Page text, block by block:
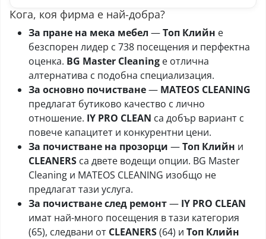
Кога, коя фирма е най-добра?
За пране на мека мебел —Топ Клийн е
безспорен лидер с 738 посещения и перфектна
оценка. BG Master Cleaning е отлична
алтернатива с подобна специализация.
За основно почистване— MATEOS CLEANING
предлагат бутиково качество с лично
отношение. IY PRO CLEAN са добър вариант с
повече капацитет и конкурентни цени.
За почистване на прозорци —Топ Клийн и
CLEANERS са двете водещи опции. BG Master
Cleaning и MATEOS CLEANING изобщо не
предлагат тази услуга.
За почистване след ремонт— IY PRO CLEAN
имат най-много посещения в тази категория
(65), следвани от CLEANERS(64) и Топ Клийн